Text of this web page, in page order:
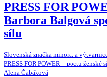
PRESS FOR
Barbora Balgová
sílu
Slovenská značka minora. a
PRESS FOR POWER – poctu ženské
Alena Čabáková